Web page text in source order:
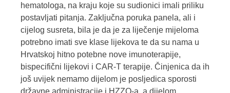
hematologa, na kraju koje su sudionici imali priliku
postavljati pitanja. Zaključna poruka panela, ali i
cijelog susreta, bila je da je za liječenje mijeloma
potrebno imati sve klase lijekova te da su nama u
Hrvatskoj hitno potebne nove imunoterapije,
bispecifični lijekovi i CAR-T terapije. Činjenica da ih
još uvijek nemamo dijelom je posljedica sporosti
državne administracije i HZZO-a, a dijelom